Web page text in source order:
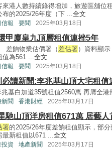
來港人數持續錄得增加，旅遊區舖位
布的2025/26年度（下 ...全文
信報 要聞 2025年03月18日
甲廈皇九頂層租值連挫5年
差餉物業估價署（ 差估署）資料顯
值為561 ...全文
信報 要聞 2025年03月18日
必讀新聞:李兆基山頂大宅租值
兆基白加道35號租值2560萬 再膺全港
新聞 香港財經 2025年03月17日
馳山頂洋房租值671萬 居藝人
署的2025/26年度差餉租值顯示，部
最新租值以671 ...全文
投資 地產新聞 2025年03月17日